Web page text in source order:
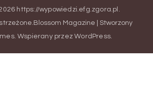
https://wypowiedzi.efg.zgora.pl
Blossom Magazine | Stworzony
. Wspierany przezWordPress